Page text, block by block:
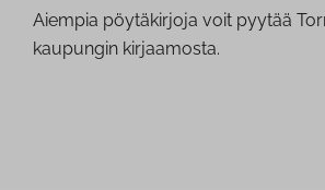
Aiempia pöy­tä­kir­jo­ja voit pyytää
kaupungin kirjaamosta.